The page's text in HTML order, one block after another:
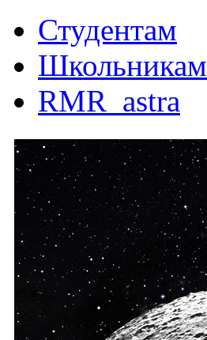
Студентам
Школьникам
RMR_astra